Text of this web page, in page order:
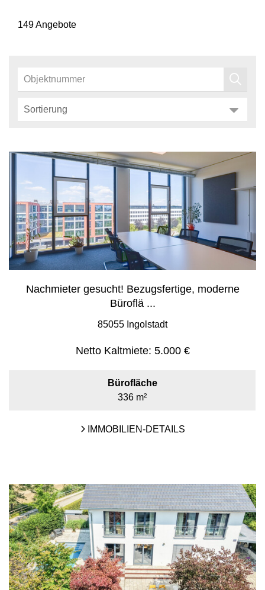
149 Angebote
Nachmieter gesucht! Bezugsfertige, moderne
Büroflä ...
85055 Ingolstadt
Netto Kaltmiete: 5.000 €
Bürofläche
336 m²
IMMOBILIEN-DETAILS